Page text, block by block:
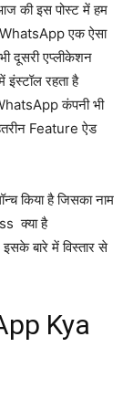
की इस पोस्ट में हम
एक ऐसा
दूसरी एप्लीकेशन
रहता है
कंपनी भी
Feature ऐड
किया है जिसका नाम
क्या है
बारे में विस्तार से
Kya